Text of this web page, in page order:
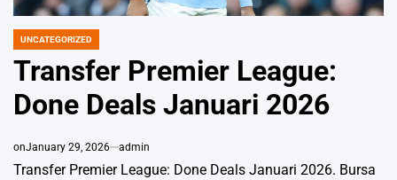
POSTED
IN
UNCATEGORIZED
Transfer Premier League:
Done Deals Januari 2026
onJanuary 29, 2026 admin
Transfer Premier League: Done Deals Januari 2026. Bursa